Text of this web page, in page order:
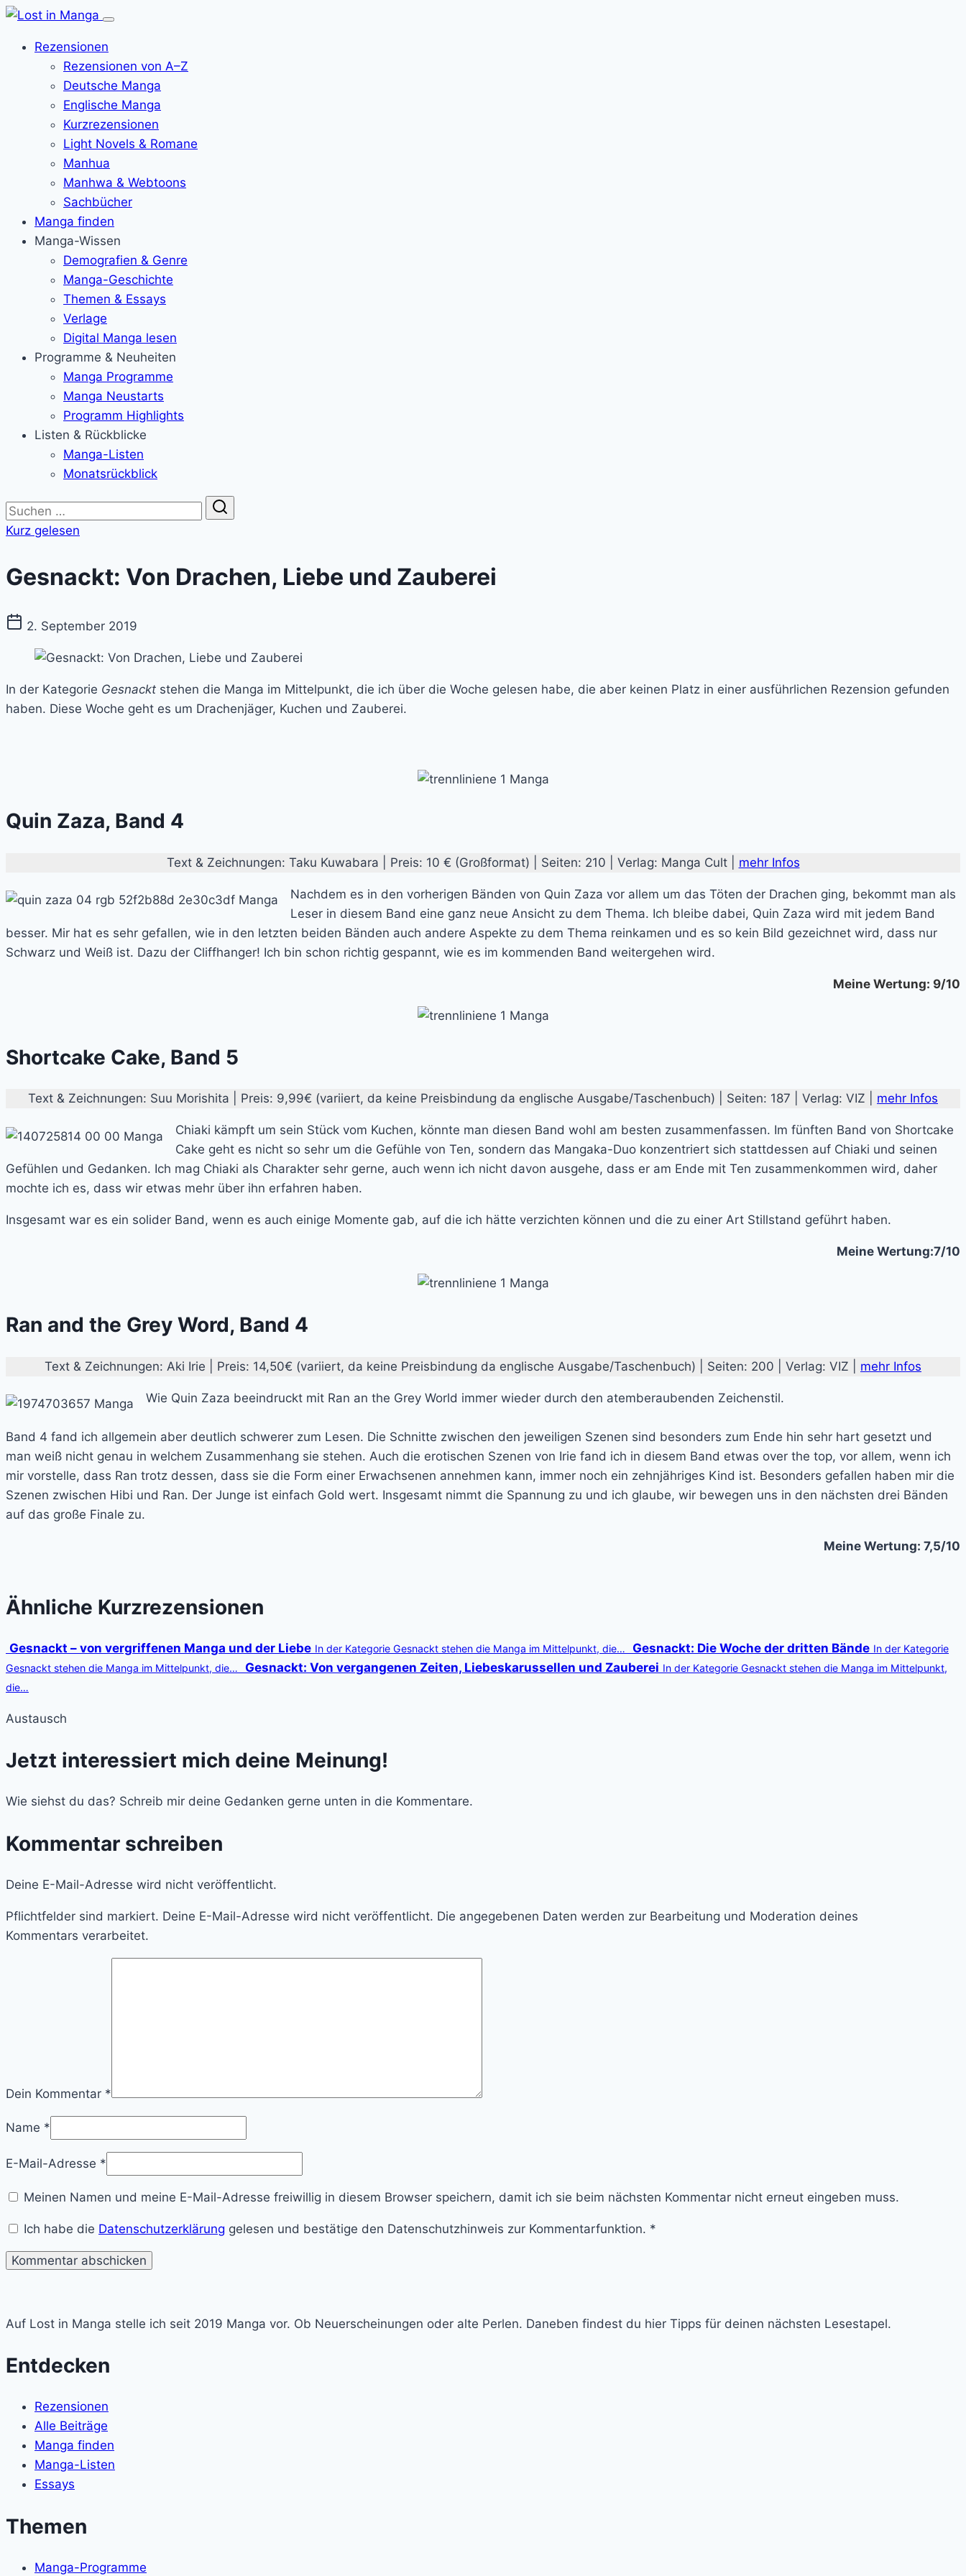
Menü
Rezensionen
Rezensionen von A–Z
Deutsche Manga
Englische Manga
Kurzrezensionen
Light Novels & Romane
Manhua
Manhwa & Webtoons
Sachbücher
Manga finden
Manga-Wissen
Demografien & Genre
Manga-Geschichte
Themen & Essays
Verlage
Digital Manga lesen
Programme & Neuheiten
Manga Programme
Manga Neustarts
Programm Highlights
Listen & Rückblicke
Manga-Listen
Monatsrückblick
Suche
Kurz gelesen
Gesnackt: Von Drachen, Liebe und Zauberei
2. September 2019
In der Kategorie Gesnackt stehen die Manga im Mittelpunkt, die ich über die Woche gelesen habe, die aber keinen Platz in einer ausführlichen Rezension gefunden
haben. Diese Woche geht es um Drachenjäger, Kuchen und Zauberei.
Quin Zaza, Band 4
Text & Zeichnungen: Taku Kuwabara | Preis: 10 € (Großformat) | Seiten: 210 | Verlag: Manga Cult | mehr Infos
Nachdem es in den vorherigen Bänden von Quin Zaza vor allem um das Töten der Drachen ging, bekommt man als
Leser in diesem Band eine ganz neue Ansicht zu dem Thema. Ich bleibe dabei, Quin Zaza wird mit jedem Band
besser. Mir hat es sehr gefallen, wie in den letzten beiden Bänden auch andere Aspekte zu dem Thema reinkamen und es so kein Bild gezeichnet wird, dass nur
Schwarz und Weiß ist. Dazu der Cliffhanger! Ich bin schon richtig gespannt, wie es im kommenden Band weitergehen wird.
Meine Wertung: 9/10
Shortcake Cake, Band 5
Text & Zeichnungen: Suu Morishita | Preis: 9,99€ (variiert, da keine Preisbindung da englische Ausgabe/Taschenbuch) | Seiten: 187 | Verlag: VIZ | mehr Infos
Chiaki kämpft um sein Stück vom Kuchen, könnte man diesen Band wohl am besten zusammenfassen. Im fünften Band von Shortcake
Cake geht es nicht so sehr um die Gefühle von Ten, sondern das Mangaka-Duo konzentriert sich stattdessen auf Chiaki und seinen
Gefühlen und Gedanken. Ich mag Chiaki als Charakter sehr gerne, auch wenn ich nicht davon ausgehe, dass er am Ende mit Ten zusammenkommen wird, daher
mochte ich es, dass wir etwas mehr über ihn erfahren haben.
Insgesamt war es ein solider Band, wenn es auch einige Momente gab, auf die ich hätte verzichten können und die zu einer Art Stillstand geführt haben.
Meine Wertung:7/10
Ran and the Grey Word, Band 4
Text & Zeichnungen: Aki Irie | Preis: 14,50€ (variiert, da keine Preisbindung da englische Ausgabe/Taschenbuch) | Seiten: 200 | Verlag: VIZ | mehr Infos
Wie Quin Zaza beeindruckt mit Ran an the Grey World immer wieder durch den atemberaubenden Zeichenstil.
Band 4 fand ich allgemein aber deutlich schwerer zum Lesen. Die Schnitte zwischen den jeweiligen Szenen sind besonders zum Ende hin sehr hart gesetzt und
man weiß nicht genau in welchem Zusammenhang sie stehen. Auch die erotischen Szenen von Irie fand ich in diesem Band etwas over the top, vor allem, wenn ich
mir vorstelle, dass Ran trotz dessen, dass sie die Form einer Erwachsenen annehmen kann, immer noch ein zehnjähriges Kind ist. Besonders gefallen haben mir die
Szenen zwischen Hibi und Ran. Der Junge ist einfach Gold wert. Insgesamt nimmt die Spannung zu und ich glaube, wir bewegen uns in den nächsten drei Bänden
auf das große Finale zu.
Meine Wertung: 7,5/10
Ähnliche Kurzrezensionen
Gesnackt – von vergriffenen Manga und der Liebe In der Kategorie Gesnackt stehen die Manga im Mittelpunkt, die… Gesnackt: Die Woche der dritten Bände In der Kategorie
Gesnackt stehen die Manga im Mittelpunkt, die…
Gesnackt: Von vergangenen Zeiten, Liebeskarussellen und Zauberei In der Kategorie Gesnackt stehen die Manga im Mittelpunkt,
die…
Austausch
Jetzt interessiert mich deine Meinung!
Wie siehst du das? Schreib mir deine Gedanken gerne unten in die Kommentare.
Kommentar schreiben
Deine E-Mail-Adresse wird nicht veröffentlicht.
Pflichtfelder sind markiert. Deine E-Mail-Adresse wird nicht veröffentlicht. Die angegebenen Daten werden zur Bearbeitung und Moderation deines
Kommentars verarbeitet.
Dein Kommentar *
Name *
E-Mail-Adresse *
Meinen Namen und meine E-Mail-Adresse freiwillig in diesem Browser speichern, damit ich sie beim nächsten Kommentar nicht erneut eingeben muss.
Ich habe die Datenschutzerklärung gelesen und bestätige den Datenschutzhinweis zur Kommentarfunktion. *
Manga
Auf Lost in Manga stelle ich seit 2019 Manga vor. Ob Neuerscheinungen oder alte Perlen. Daneben findest du hier Tipps für deinen nächsten Lesestapel.
Entdecken
Rezensionen
Alle Beiträge
Manga finden
Manga-Listen
Essays
Themen
Manga-Programme